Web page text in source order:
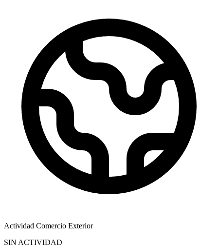
Actividad Comercio Exterior
SIN ACTIVIDAD